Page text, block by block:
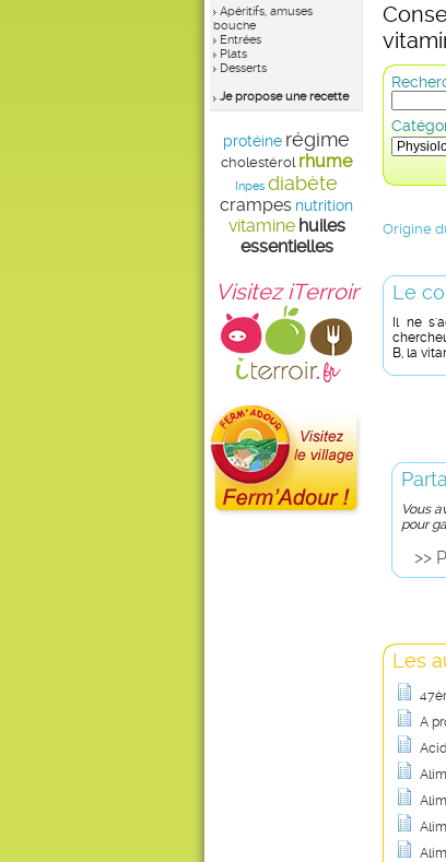
Apéritifs, amuses
bouche
Entrées
Plats
Desserts
Je propose une recette
protéine régime
cholestérol rhume
Inpes diabète
crampes nutrition
vitamine huiles
essentielles
Visitez iTerroir
Origine
Le
Il ne
B, la
Vous
pour
>>
Les
A